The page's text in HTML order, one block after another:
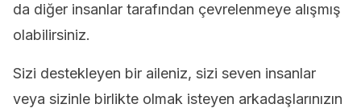
da diğer insanlar tarafından çevrelenmeye alışmış
olabilirsiniz.
Sizi destekleyen bir aileniz, sizi seven insanlar
veya sizinle birlikte olmak isteyen arkadaşlarınızın